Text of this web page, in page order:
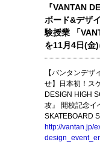
『VANTAN
ボード&デザ
験授業 「
を11月4日(金
【バンタンデ
せ】日本初！ス
DESIGN HIGH
攻』 開校記念イ
SKATEBOARD
http://vantan.jp/